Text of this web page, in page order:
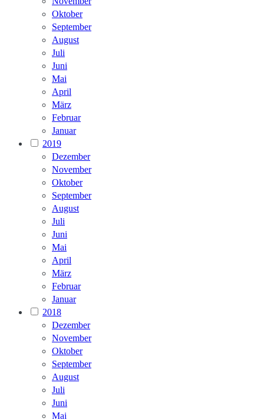
Oktober
September
August
Juli
Juni
Mai
April
März
Februar
Januar
2019
Dezember
November
Oktober
September
August
Juli
Juni
Mai
April
März
Februar
Januar
2018
Dezember
November
Oktober
September
August
Juli
Juni
Mai